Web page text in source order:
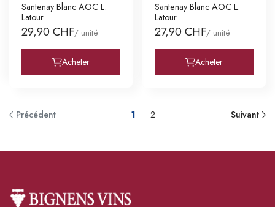
Santenay Blanc AOC L.
Latour
29,90 CHF/ unité
Acheter
Santenay Blanc AOC L.
Latour
27,90 CHF/ unité
Acheter
Précédent 1 2 Suivant